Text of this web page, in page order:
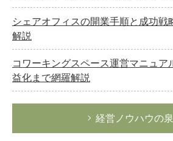
シェアオフィスの開業手順と成功戦
解説
コワーキングスペース運営マニュア
益化まで網羅解説
経営ノウハウの